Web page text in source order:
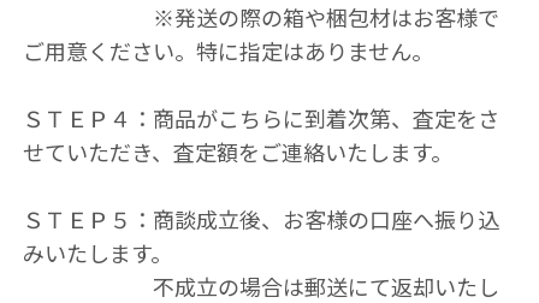
※発送の際の箱や梱包材はお客様で
ご用意ください。特に指定はありません。
ＳＴＥＰ４：商品がこちらに到着次第、査定をさ
せていただき、査定額をご連絡いたします。
ＳＴＥＰ５：商談成立後、お客様の口座へ振り込
みいたします。
不成立の場合は郵送にて返却いたし